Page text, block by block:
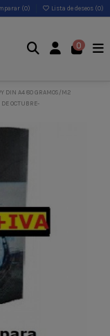
(0) Lista de deseos (0)
0
DIN A4 80 GRAMOS/M2
DE OCTUBRE-